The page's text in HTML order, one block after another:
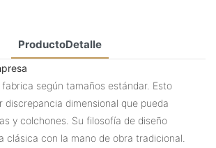
ProductoDetalle
según tamaños estándar. Esto
discrepancia dimensional que pueda
y colchones. Su filosofía de diseño
clásica con la mano de obra tradicional.